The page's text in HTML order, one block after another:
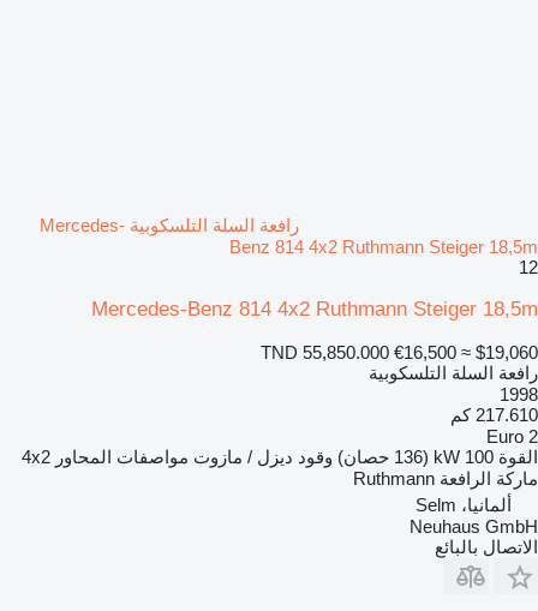
رافعة السلة التلسكوبية Mercedes-
Benz 814 4x2 Ruthmann Steiger 18,5m
12
Mercedes-Benz 814 4x2 Ruthmann Steiger 18,5m
TND 55,850.000 €16,500 ≈ $19,060
رافعة السلة التلسكوبية
1998
217.610 كم
Euro 2
القوة 100 kW (136 حصان) وقود ديزل / مازوت مواصفات المحاور 4x2
ماركة الرافعة Ruthmann
ألمانيا، Selm
Neuhaus GmbH
الاتصال بالبائع